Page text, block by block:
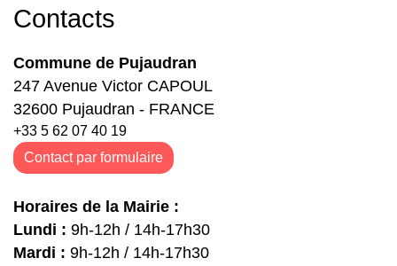
Contacts
Commune de Pujaudran
247 Avenue Victor CAPOUL
32600 Pujaudran - FRANCE
+33 5 62 07 40 19
Contact par formulaire
Horaires de la Mairie :
Lundi : 9h-12h / 14h-17h30
Mardi : 9h-12h / 14h-17h30